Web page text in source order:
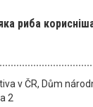
риба
v ČR, Dům
2